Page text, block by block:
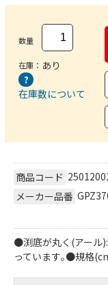
数量
在庫： あり
在庫数について
商品コード
メーカー品番
●渕底が丸く(アール
っています｡●規格